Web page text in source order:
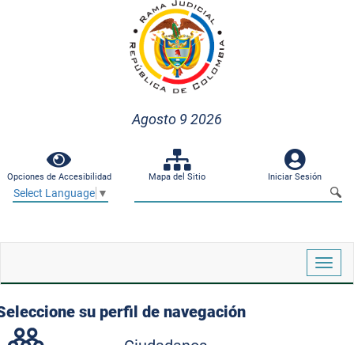
Agosto 9 2026
Opciones de Accesibilidad Mapa del Sitio Iniciar Sesión
Select Language ▼
su perfil de navegación